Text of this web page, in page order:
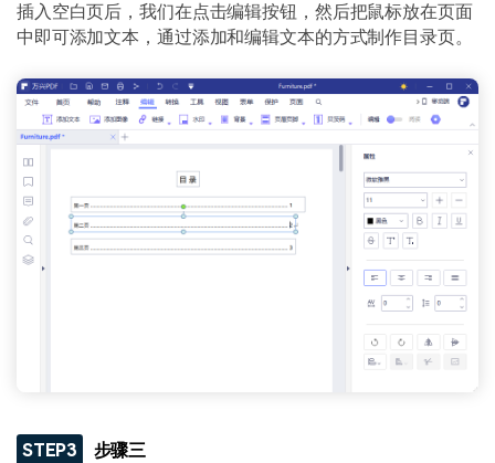
插入空白页后，我们在点击编辑按钮，然后把鼠标放在页面
中即可添加文本，通过添加和编辑文本的方式制作目录页。
STEP3 步骤三